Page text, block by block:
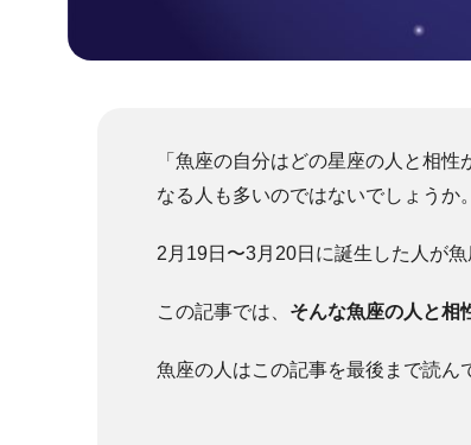
「魚座の自分はどの星座の人と相
なる人も多いのではないでしょうか。
2月19日〜3月20日に誕生した人が魚
この記事では、 そんな魚座の人と相
魚座の人はこの記事を最後まで読ん